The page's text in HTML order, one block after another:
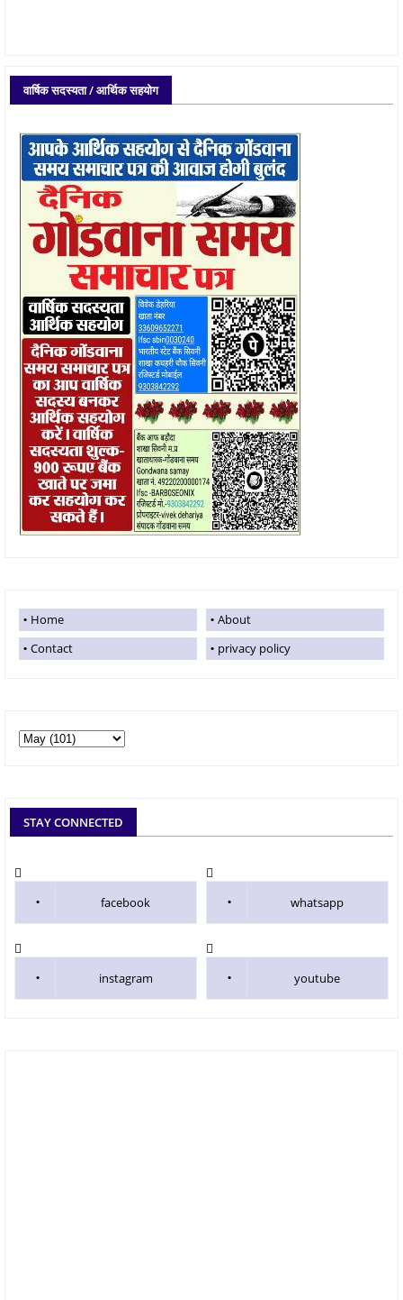
वार्षिक सदस्यता / आर्थिक सहयोग
Home
About
Contact
privacy policy
STAY CONNECTED
facebook whatsapp
instagram youtube